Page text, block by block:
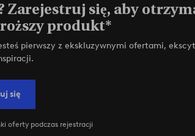
Zarejestruj się, aby
produkt*
pierwszy z ekskluzywnymi ofertami,
się
oferty podczas rejestracji